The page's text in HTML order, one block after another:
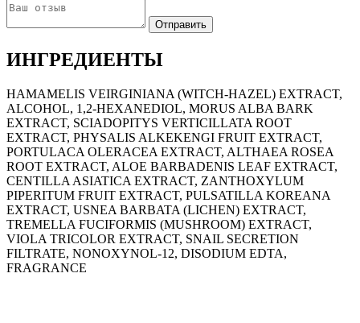
ИНГРЕДИЕНТЫ
HAMAMELIS VEIRGINIANA (WITCH-HAZEL) EXTRACT,
ALCOHOL, 1,2-HEXANEDIOL, MORUS ALBA BARK
EXTRACT, SCIADOPITYS VERTICILLATA ROOT
EXTRACT, PHYSALIS ALKEKENGI FRUIT EXTRACT,
PORTULACA OLERACEA EXTRACT, ALTHAEA ROSEA
ROOT EXTRACT, ALOE BARBADENIS LEAF EXTRACT,
CENTILLA ASIATICA EXTRACT, ZANTHOXYLUM
PIPERITUM FRUIT EXTRACT, PULSATILLA KOREANA
EXTRACT, USNEA BARBATA (LICHEN) EXTRACT,
TREMELLA FUCIFORMIS (MUSHROOM) EXTRACT,
VIOLA TRICOLOR EXTRACT, SNAIL SECRETION
FILTRATE, NONOXYNOL-12, DISODIUM EDTA,
FRAGRANCE